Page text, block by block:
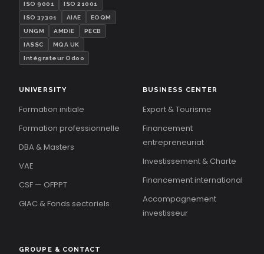
ISO 9001 ISO 21001
ISO 37301 AIAE EOQM
UNGM AMDIE PECB
IASSC MQA UK
Intégrateur Odoo
UNIVERSITY
Formation initiale
Formation professionnelle
DBA & Masters
VAE
CSF — OFPPT
GIAC & Fonds sectoriels
BUSINESS CENTER
Export & Tourisme
Financement
entrepreneuriat
Investissement & Charte
Financement international
Accompagnement
investisseur
GROUPE & CONTACT